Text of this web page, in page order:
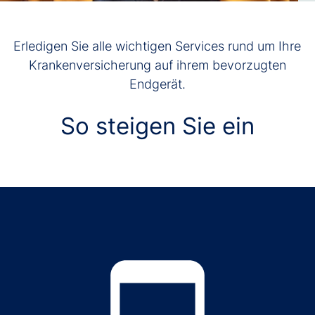
Erledigen Sie alle wichtigen Services rund um Ihre
Krankenversicherung auf ihrem bevorzugten
Endgerät.
So steigen Sie ein